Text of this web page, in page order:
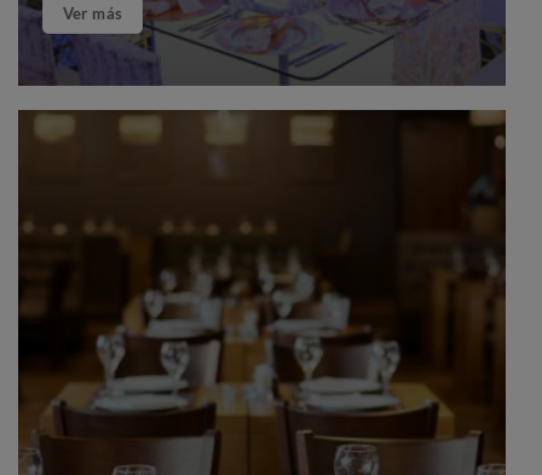
Ver más